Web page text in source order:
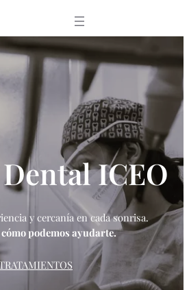
ICEO
y cercanía en cada sonrisa.
podemos ayudarte.